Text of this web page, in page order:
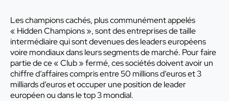
Les champions cachés, plus communément appelés
« Hidden Champions », sont des entreprises de taille
intermédiaire qui sont devenues des leaders européens
voire mondiaux dans leurs segments de marché. Pour faire
partie de ce « Club » fermé, ces sociétés doivent avoir un
chiffre d’affaires compris entre 50 millions d’euros et 3
milliards d’euros et occuper une position de leader
européen ou dans le top 3 mondial.